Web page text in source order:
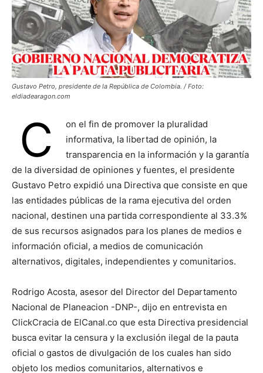
Gustavo Petro, presidente de la República de Colombia. / Foto:
eldiadearagon.com
C
on el fin de promover la pluralidad
informativa, la libertad de opinión, la
transparencia en la información y la garantía
de la diversidad de opiniones y fuentes, el presidente
Gustavo Petro expidió una Directiva que consiste en que
las entidades públicas de la rama ejecutiva del orden
nacional, destinen una partida correspondiente al 33.3%
de sus recursos asignados para los planes de medios e
información oficial, a medios de comunicación
alternativos, digitales, independientes y comunitarios.
Rodrigo Acosta, asesor del Director del Departamento
Nacional de Planeacion -DNP-, dijo en entrevista en
ClickCracia de ElCanal.co que esta Directiva presidencial
busca evitar la censura y la exclusión ilegal de la pauta
oficial o gastos de divulgación de los cuales han sido
objeto los medios comunitarios, alternativos e